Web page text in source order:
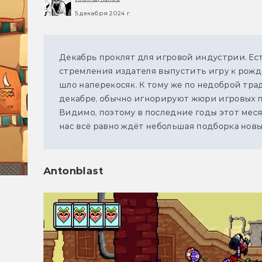
5 декабря 2024 г.
Декабрь проклят для игровой индустрии.
стремления издателя выпустить игру к
шло наперекосяк. К тому же по недоброй
декабре, обычно игнорируют жюри игровых
Видимо, поэтому в последние годы этот
нас всё равно ждёт небольшая подборка
Antonblast